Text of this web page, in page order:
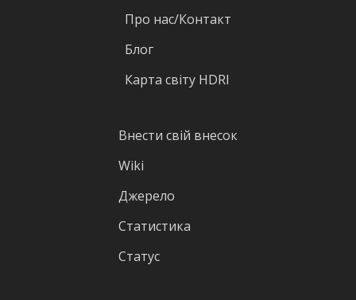
Про нас/Контакт
Блог
Карта світу HDRI
Внести свій внесок
Wiki
Джерело
Статистика
Статус